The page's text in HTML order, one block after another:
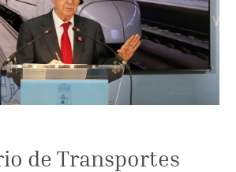
de Transportes